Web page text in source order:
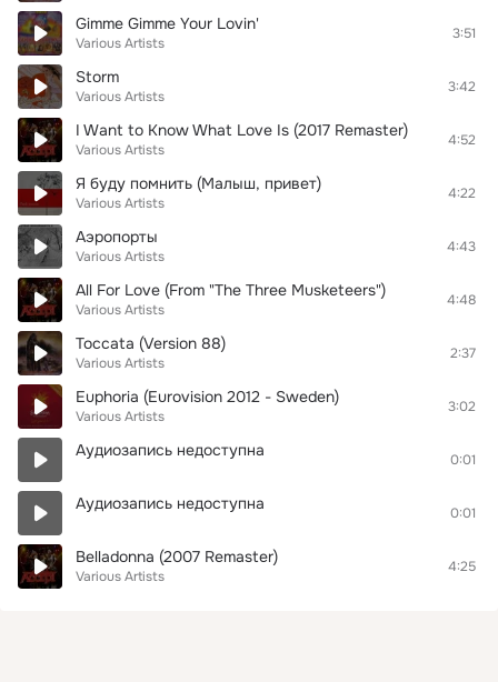
Gimme Gimme Your Lovin'
Various Artists
3:51
Storm
Various Artists
3:42
I Want to Know What Love Is (2017 Remaster)
Various Artists
4:52
Я буду помнить (Малыш, привет)
Various Artists
4:22
Аэропорты
Various Artists
4:43
All For Love (From "The Three Musketeers")
Various Artists
4:48
Toccata (Version 88)
Various Artists
2:37
Euphoria (Eurovision 2012 - Sweden)
Various Artists
3:02
Аудиозапись недоступна 0:01
Аудиозапись недоступна 0:01
Belladonna (2007 Remaster)
Various Artists
4:25